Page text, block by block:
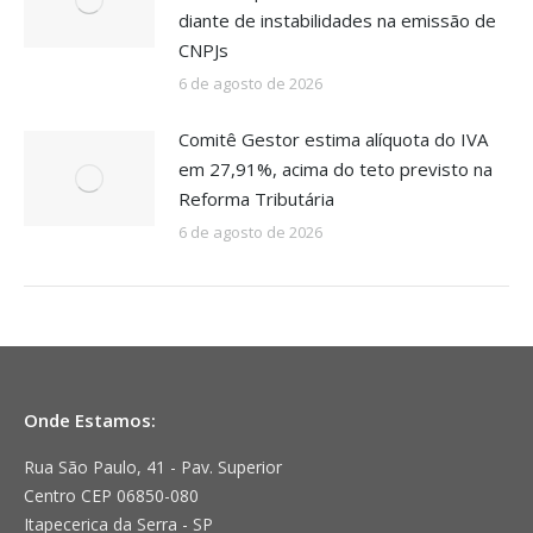
diante de instabilidades na emissão de
CNPJs
6 de agosto de 2026
Comitê Gestor estima alíquota do IVA
em 27,91%, acima do teto previsto na
Reforma Tributária
6 de agosto de 2026
Onde Estamos:
Rua São Paulo, 41 - Pav. Superior
Centro CEP 06850-080
Itapecerica da Serra - SP